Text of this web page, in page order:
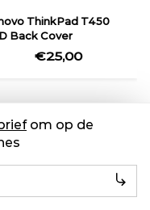
ThinkPad T450
Back Cover
€25,00
om op de